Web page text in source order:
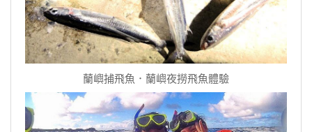
蘭嶼捕飛魚．蘭嶼夜撈飛魚體驗